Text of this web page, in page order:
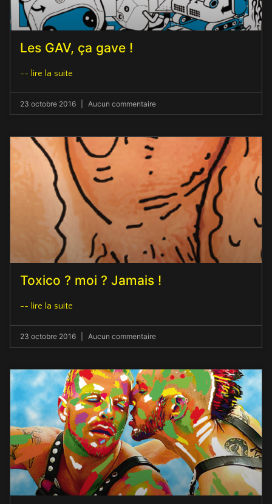
Les GAV, ça gave !
-- lire la suite
23 octobre 2016 Aucun commentaire
Toxico ? moi ? Jamais !
-- lire la suite
23 octobre 2016 Aucun commentaire